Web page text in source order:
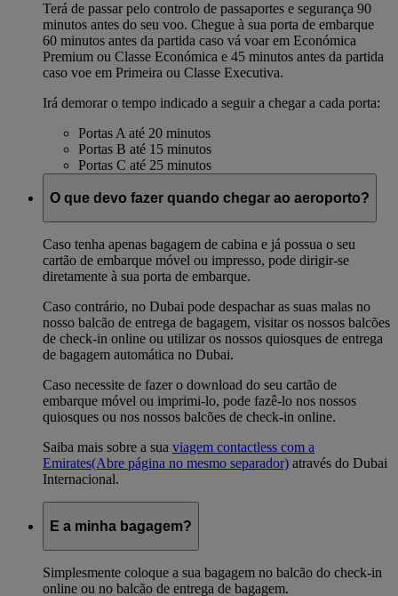
Terá de passar pelo controlo de passaportes e segurança 90
minutos antes do seu voo. Chegue à sua porta de embarque
60 minutos antes da partida caso vá voar em Económica
Premium ou Classe Económica e 45 minutos antes da partida
caso voe em Primeira ou Classe Executiva.
Irá demorar o tempo indicado a seguir a chegar a cada porta:
Portas A até 20 minutos
Portas B até 15 minutos
Portas C até 25 minutos
O que devo fazer quando chegar ao aeroporto?
Caso tenha apenas bagagem de cabina e já possua o seu
cartão de embarque móvel ou impresso, pode dirigir-se
diretamente à sua porta de embarque.
Caso contrário, no Dubai pode despachar as suas malas no
nosso balcão de entrega de bagagem, visitar os nossos balcões
de check-in online ou utilizar os nossos quiosques de entrega
de bagagem automática no Dubai.
Caso necessite de fazer o download do seu cartão de
embarque móvel ou imprimi-lo, pode fazê-lo nos nossos
quiosques ou nos nossos balcões de check-in online.
Saiba mais sobre a sua viagem contactless com a
Emirates(Abre página no mesmo separador) através do Dubai
Internacional.
E a minha bagagem?
Simplesmente coloque a sua bagagem no balcão do check-in
online ou no balcão de entrega de bagagem.